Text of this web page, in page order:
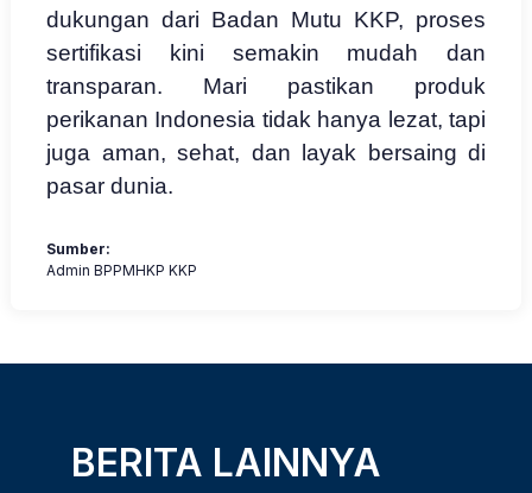
dukungan dari Badan Mutu KKP, proses
sertifikasi kini semakin mudah dan
transparan. Mari pastikan produk
perikanan Indonesia tidak hanya lezat, tapi
juga aman, sehat, dan layak bersaing di
pasar dunia.
Sumber:
Admin BPPMHKP KKP
BERITA LAINNYA